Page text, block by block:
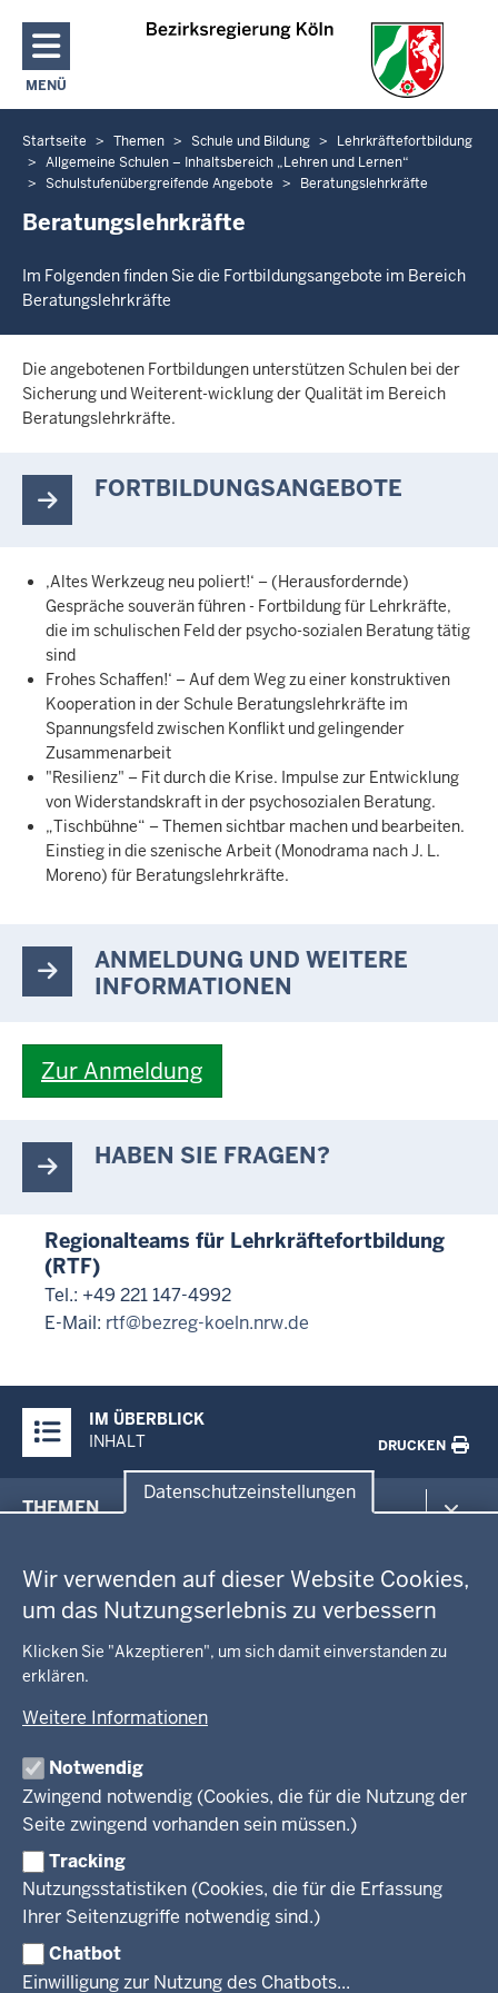
Datenschutzeinstellungen
Wir verwenden auf dieser Website Cookies,
um das Nutzungserlebnis zu verbessern
Klicken Sie "Akzeptieren", um sich damit einverstanden zu
erklären.
Weitere Informationen
Notwendig
Zwingend notwendig (Cookies, die für die Nutzung der
Seite zwingend vorhanden sein müssen.)
Tracking
Nutzungsstatistiken (Cookies, die für die Erfassung
Ihrer Seitenzugriffe notwendig sind.)
Chatbot
Einwilligung zur Nutzung des Chatbots...
Direkt zum Inhalt
MENÜ
NAVIGATION AKTIVIEREN/DEAKTIVIEREN: HAUPTMENÜ
Sie
befinden
hier
Startseite Themen Schule und Bildung
Lehrkräftefortbildung
Allgemeine Schulen – Inhaltsbereich „Lehren und Lernen“
Schulstufenübergreifende Angebote
Beratungslehrkräfte
Beratungslehrkräfte
Im Folgenden finden Sie die Fortbildungsangebote im Bereich
Beratungslehrkräfte
Die angebotenen Fortbildungen unterstützen Schulen bei der
Sicherung und Weiterent-wicklung der Qualität im Bereich
Beratungslehrkräfte.
FORTBILDUNGSANGEBOTE
‚Altes Werkzeug neu poliert!‘ – (Herausfordernde)
Gespräche souverän führen - Fortbildung für Lehrkräfte,
die im schulischen Feld der psycho-sozialen Beratung tätig
sind
Frohes Schaffen!‘ – Auf dem Weg zu einer konstruktiven
Kooperation in der Schule Beratungslehrkräfte im
Spannungsfeld zwischen Konflikt und gelingender
Zusammenarbeit
"Resilienz" – Fit durch die Krise. Impulse zur Entwicklung
von Widerstandskraft in der psychosozialen Beratung.
„Tischbühne“ – Themen sichtbar machen und bearbeiten.
Einstieg in die szenische Arbeit (Monodrama nach J. L.
Moreno) für Beratungslehrkräfte.
ANMELDUNG UND WEITERE
INFORMATIONEN
Zur Anmeldung
HABEN SIE FRAGEN?
Regionalteams für Lehrkräftefortbildung
(RTF)
Tel.: +49 221 147-4992
E-Mail: rtf@bezreg-koeln.nrw.de
Inhalte
IM ÜBERBLICK
INHALT
DRUCKEN
in
Fußzeile
THEMEN
Gesundheit und Soziales
Kommunales, Planung, Bauen und Verkehr
Ordnung und Sicherheit
Schule und Bildung
Wirtschaft und Kultur
GEOBASIS NRW
Ausbildung und Karriere
Geodaten-Anwendungen
Neues
Produkte und Dienste
TIM-online
Webdienste
Amtsblatt
Behördenleitung
Leitbild
Personalvertretung
Regierungsbezirk
Reisekostenstelle
Veranstaltungen
Stellenangebote
Stellenangebote Schule
Praktikum
Referendariate
Bewerbung
Vormerkstelle NRW
PRESSE
Mediathek
Newsletter
Pressekontakt
Pressemitteilungen
Publikationen
VERFAHREN UND BEKANNTMACHUNGEN
Bekanntmachungen
Legionellen
Luftreinhaltepläne
Verfahrensübersichten
Überwachung umweltrelevanter Anlagen
Facebook
Instagram
LinkedIn
© 2026 Bezirksregierung Köln